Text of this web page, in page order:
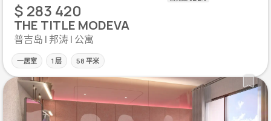
$ 283 420
THE TITLE MODEVA
普吉岛 | 邦涛 | 公寓
一居室 1 层 58 平米